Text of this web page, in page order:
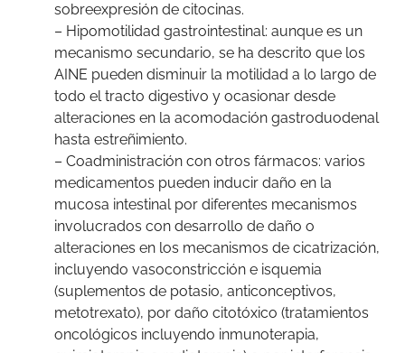
sobreexpresión de citocinas.
– Hipomotilidad gastrointestinal: aunque es un
mecanismo secundario, se ha descrito que los
AINE pueden disminuir la motilidad a lo largo de
todo el tracto digestivo y ocasionar desde
alteraciones en la acomodación gastroduodenal
hasta estreñimiento.
– Coadministración con otros fármacos: varios
medicamentos pueden inducir daño en la
mucosa intestinal por diferentes mecanismos
involucrados con desarrollo de daño o
alteraciones en los mecanismos de cicatrización,
incluyendo vasoconstricción e isquemia
(suplementos de potasio, anticonceptivos,
metotrexato), por daño citotóxico (tratamientos
oncológicos incluyendo inmunoterapia,